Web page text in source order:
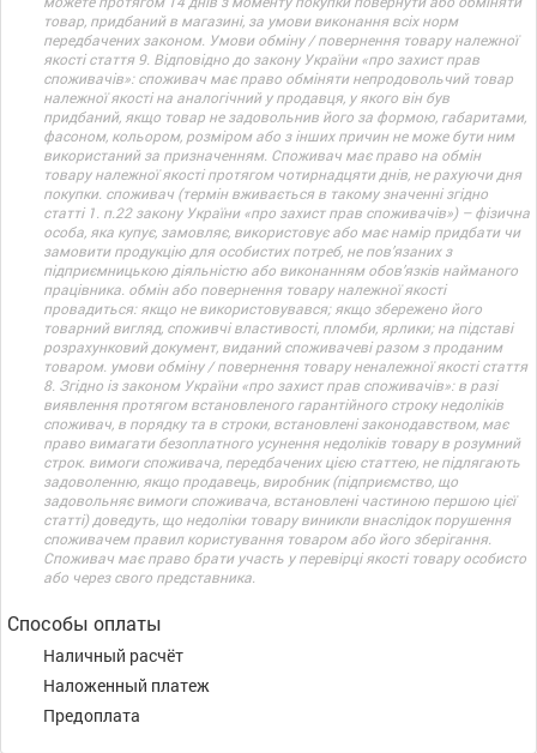
товар, придбаний в магазині, за умови виконання всіх норм
передбачених законом. Умови обміну / повернення товару належної
якості стаття 9. Відповідно до закону України «про захист прав
споживачів»: споживач має право обміняти непродовольчий товар
належної якості на аналогічний у продавця, у якого він був
придбаний, якщо товар не задовольнив його за формою, габаритами,
фасоном, кольором, розміром або з інших причин не може бути ним
використаний за призначенням. Споживач має право на обмін
товару належної якості протягом чотирнадцяти днів, не рахуючи дня
покупки. споживач (термін вживається в такому значенні згідно
статті 1. п.22 закону України «про захист прав споживачів») – фізична
особа, яка купує, замовляє, використовує або має намір придбати чи
замовити продукцію для особистих потреб, не пов’язаних з
підприємницькою діяльністю або виконанням обов’язків найманого
працівника. обмін або повернення товару належної якості
провадиться: якщо не використовувався; якщо збережено його
товарний вигляд, споживчі властивості, пломби, ярлики; на підставі
розрахунковий документ, виданий споживачеві разом з проданим
товаром. умови обміну / повернення товару неналежної якості стаття
8. Згідно із законом України «про захист прав споживачів»: в разі
виявлення протягом встановленого гарантійного строку недоліків
споживач, в порядку та в строки, встановлені законодавством, має
право вимагати безоплатного усунення недоліків товару в розумний
строк. вимоги споживача, передбачених цією статтею, не підлягають
задоволенню, якщо продавець, виробник (підприємство, що
задовольняє вимоги споживача, встановлені частиною першою цієї
статті) доведуть, що недоліки товару виникли внаслідок порушення
споживачем правил користування товаром або його зберігання.
Споживач має право брати участь у перевірці якості товару особисто
або через свого представника.
Способы оплаты
Наличный расчёт
Наложенный платеж
Предоплата